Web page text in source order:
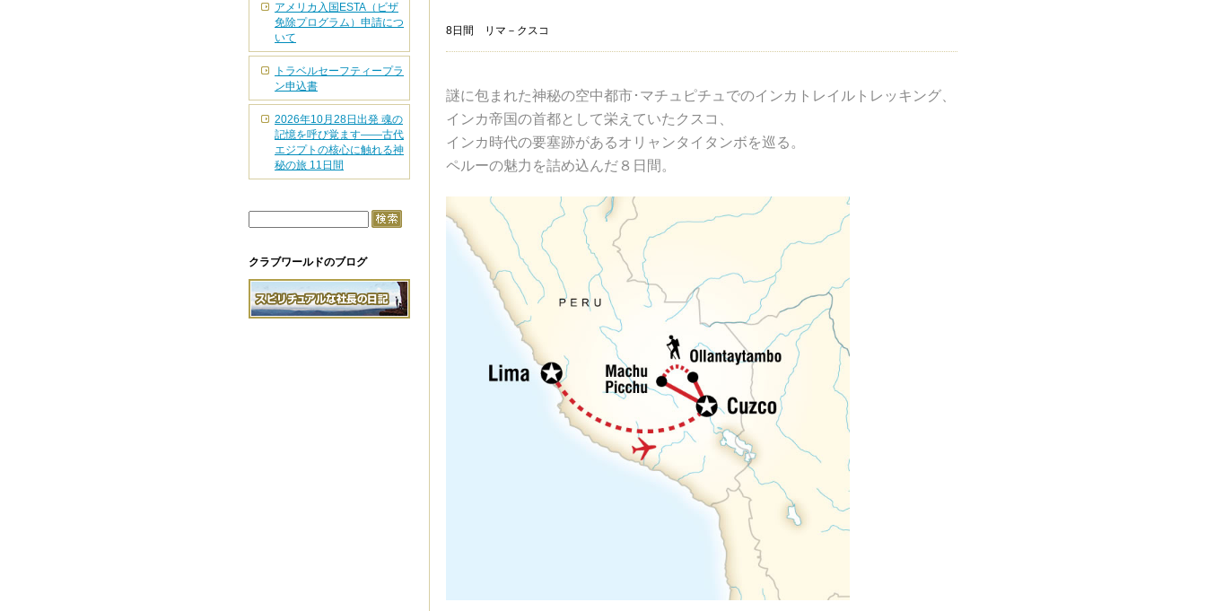
8日間 リマ－クスコ
謎に包まれた神秘の空中都市･マチュピチュでのインカトレイルトレッキング、
インカ帝国の首都として栄えていたクスコ、
インカ時代の要塞跡があるオリャンタイタンボを巡る。
ペルーの魅力を詰め込んだ８日間。
アメリカ入国ESTA（ビザ
免除プログラム）申請につ
いて
トラベルセーフティープラ
ン申込書
2026年10月28日出発 魂の
記憶を呼び覚ます――古代
エジプトの核心に触れる神
秘の旅 11日間
クラブワールドのブログ